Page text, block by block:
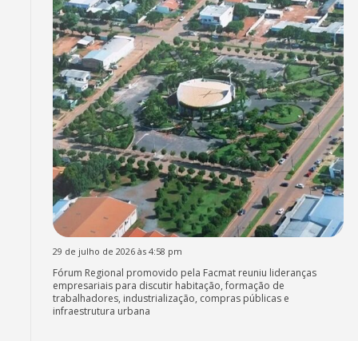
29 de julho de 2026 às 4:58 pm
Fórum Regional promovido pela Facmat reuniu lideranças
empresariais para discutir habitação, formação de
trabalhadores, industrialização, compras públicas e
infraestrutura urbana